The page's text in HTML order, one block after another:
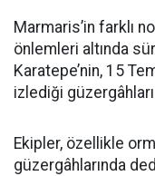
Marmaris’in farklı
önlemleri altında
Karatepe’nin, 15
izlediği güzergâhları
Ekipler, özellikle
güzergâhlarında